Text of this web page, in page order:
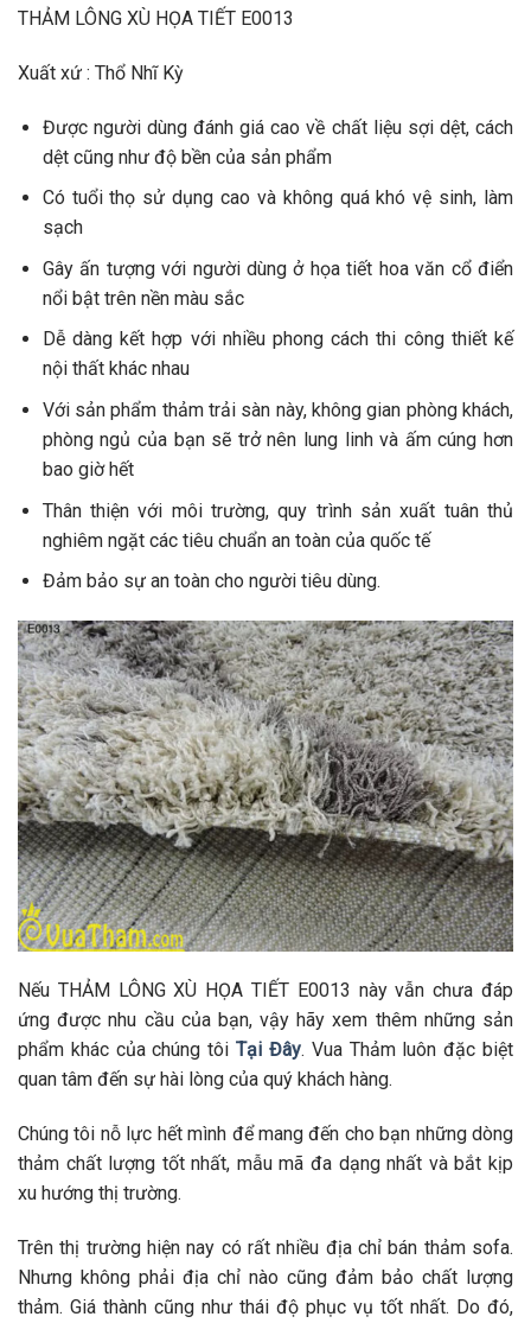
THẢM LÔNG XÙ HỌA TIẾT E0013
Xuất xứ : Thổ Nhĩ Kỳ
Được người dùng đánh giá cao về chất liệu sợi dệt, cách
dệt cũng như độ bền của sản phẩm
Có tuổi thọ sử dụng cao và không quá khó vệ sinh, làm
sạch
Gây ấn tượng với người dùng ở họa tiết hoa văn cổ điển
nổi bật trên nền màu sắc
Dễ dàng kết hợp với nhiều phong cách thi công thiết kế
nội thất khác nhau
Với sản phẩm thảm trải sàn này, không gian phòng khách,
phòng ngủ của bạn sẽ trở nên lung linh và ấm cúng hơn
bao giờ hết
Thân thiện với môi trường, quy trình sản xuất tuân thủ
nghiêm ngặt các tiêu chuẩn an toàn của quốc tế
Đảm bảo sự an toàn cho người tiêu dùng.
Nếu THẢM LÔNG XÙ HỌA TIẾT E0013 này vẫn chưa đáp
ứng được nhu cầu của bạn, vậy hãy xem thêm những sản
phẩm khác của chúng tôiTại Đây. Vua Thảm luôn đặc biệt
quan tâm đến sự hài lòng của quý khách hàng.
Chúng tôi nỗ lực hết mình để mang đến cho bạn những dòng
thảm chất lượng tốt nhất, mẫu mã đa dạng nhất và bắt kịp
xu hướng thị trường.
Trên thị trường hiện nay có rất nhiều địa chỉ bán thảm sofa.
Nhưng không phải địa chỉ nào cũng đảm bảo chất lượng
thảm. Giá thành cũng như thái độ phục vụ tốt nhất. Do đó,